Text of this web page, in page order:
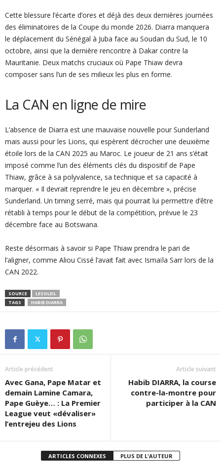
Cette blessure l’écarte d’ores et déjà des deux dernières journées
des éliminatoires de la Coupe du monde 2026. Diarra manquera
le déplacement du Sénégal à Juba face au Soudan du Sud, le 10
octobre, ainsi que la dernière rencontre à Dakar contre la
Mauritanie. Deux matchs cruciaux où Pape Thiaw devra
composer sans l’un de ses milieux les plus en forme.
La CAN en ligne de mire
L’absence de Diarra est une mauvaise nouvelle pour Sunderland
mais aussi pour les Lions, qui espèrent décrocher une deuxième
étoile lors de la CAN 2025 au Maroc. Le joueur de 21 ans s’était
imposé comme l’un des éléments clés du dispositif de Pape
Thiaw, grâce à sa polyvalence, sa technique et sa capacité à
marquer. « Il devrait reprendre le jeu en décembre », précise
Sunderland. Un timing serré, mais qui pourrait lui permettre d’être
rétabli à temps pour le début de la compétition, prévue le 23
décembre face au Botswana.
Reste désormais à savoir si Pape Thiaw prendra le pari de
l’aligner, comme Aliou Cissé l’avait fait avec Ismaïla Sarr lors de la
CAN 2022.
SOURCE
LESOLEIL
TAGS
HABIB DIARRA
Article précédent
Avec Gana, Pape Matar et
demain Lamine Camara,
Pape Guèye… : La Premier
League veut «dévaliser»
l’entrejeu des Lions
Article suivant
Habib DIARRA, la course
contre-la-montre pour
participer à la CAN
ARTICLES CONNEXES PLUS DE L'AUTEUR